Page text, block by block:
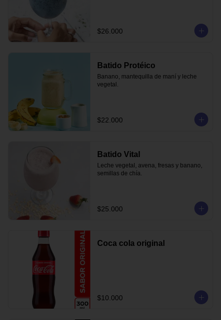
$26.000
Batido Protéico
Banano, mantequilla de maní y leche
vegetal.
$22.000
Batido Vital
Leche vegetal, avena, fresas y banano,
semillas de chía.
$25.000
Coca cola original
$10.000